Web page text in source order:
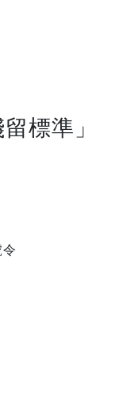
標準」